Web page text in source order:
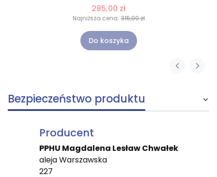
285,00 zł
Najniższa cena: 315,00 zł
Do koszyka
Bezpieczeństwo produktu
Producent
PPHU Magdalena Lesław Chwałek
aleja Warszawska
227